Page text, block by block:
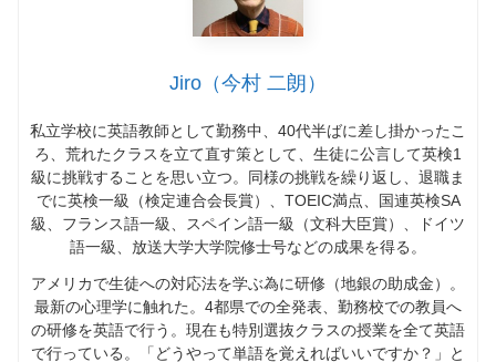
Jiro（今村 二朗）
私立学校に英語教師として勤務中、 40代半ばに差し掛かったこ
ろ、荒れたクラスを立て直す策として、生徒に公言して英検1
級に挑戦することを思い立つ。同様の挑戦を繰り返し、退職ま
でに英検一級（検定連合会長賞）、 TOEIC満点、国連英検SA
級、フランス語一級、スペイン語一級（文科大臣賞）、ドイツ
語一級、放送大学大学院修士号などの成果を得る。
アメリカで生徒への対応法を学ぶ為に研修（地銀の助成金）。
最新の心理学に触れた。 4都県での全発表、勤務校での教員へ
の研修を英語で行う。現在も特別選抜クラスの授業を全て英語
で行っている。「どうやって単語を覚えればいいですか？」と